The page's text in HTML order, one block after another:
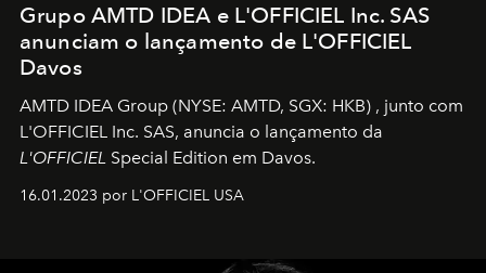
Grupo AMTD IDEA e L'OFFICIEL Inc. SAS
anunciam o lançamento de L'OFFICIEL
Davos
AMTD IDEA Group (NYSE: AMTD, SGX: HKB) , junto com
L'OFFICIEL Inc. SAS, anuncia o lançamento da
L'OFFICIEL Special Edition em Davos.
16.01.2023 por L'OFFICIEL USA